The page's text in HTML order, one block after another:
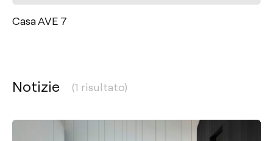
Casa AVE 7
Notizie (1 risultato)